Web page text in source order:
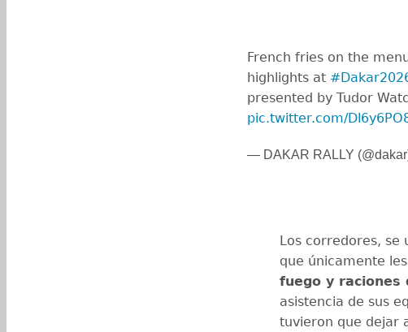
French fries on the
highlights at
presented by Tudor
pic.twitter.com/
— DAKAR RALLY
Los corredores, se
que únicamente
fuego y raciones
asistencia de sus
tuvieron que dejar